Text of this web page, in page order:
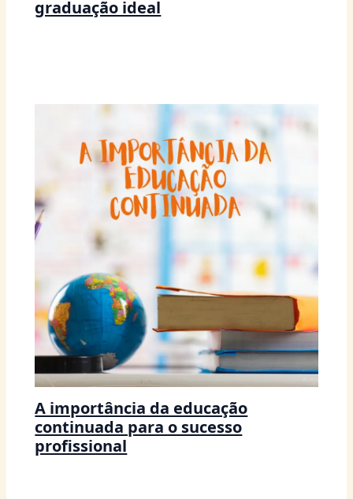
graduação ideal
A importância da educação
continuada para o sucesso
profissional